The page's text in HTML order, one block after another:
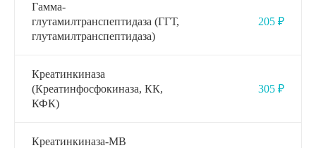
Гамма-
глутамилтранспептидаза (ГГТ,
глутамилтранспептидаза)
205 ₽
Креатинкиназа
(Креатинфосфокиназа, КК,
КФК)
305 ₽
Креатинкиназа-МВ